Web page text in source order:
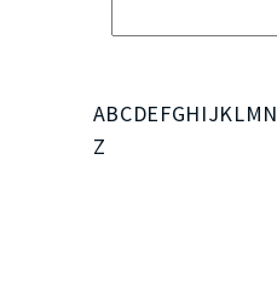
ABCDEFGHIJKLMN
Z